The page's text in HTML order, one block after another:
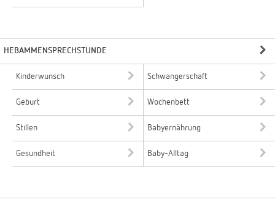
HEBAMMENSPRECHSTUNDE
Kinderwunsch Schwangerschaft
Geburt Wochenbett
Stillen Babyernährung
Gesundheit Baby-Alltag